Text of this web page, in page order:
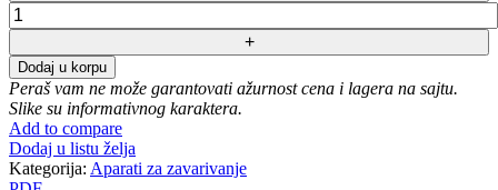
Aparat
za
zavarivanje
Villager
TIG-
160R
količina
Dodaj u korpu
Peraš vam ne može garantovati ažurnost cena i lagera na sajtu.
Slike su informativnog karaktera.
Add to compare
Dodaj u listu želja
Kategorija: Aparati za zavarivanje